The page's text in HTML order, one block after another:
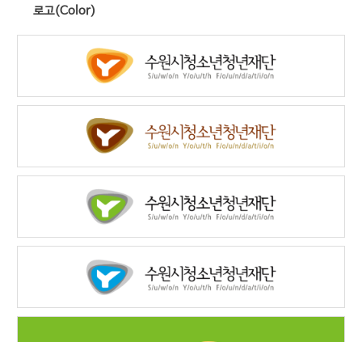
로고(Color)